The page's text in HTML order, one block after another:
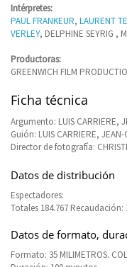
Intérpretes:
PAUL FRANKEUR, LAURENT
VERLEY, DELPHINE SEYRIG ,
Productoras:
GREENWICH FILM
Ficha técnica
Argumento: LUIS CARRIERE,
Guión: LUIS CARRIERE, JEAN-
Director de fotografía:
Datos de distribución
Espectadores:
Totales 184.767 Recaudación:
Datos de formato,
Formato: 35 MILIMETROS.